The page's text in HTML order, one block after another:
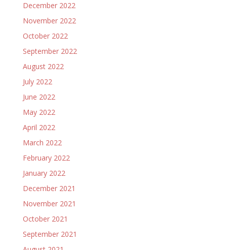
December 2022
November 2022
October 2022
September 2022
August 2022
July 2022
June 2022
May 2022
April 2022
March 2022
February 2022
January 2022
December 2021
November 2021
October 2021
September 2021